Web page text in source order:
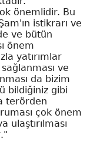
önemlidir. Bu
istikrarı ve
ve bütün
önem
yatırımlar
ve
da bizim
bildiğiniz gibi
terörden
çok önem
ulaştırılması